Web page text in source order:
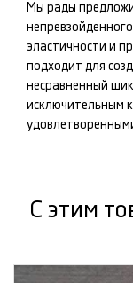
Мы рады
эластичности и
подходит для
несравненный
исключительным
С этим